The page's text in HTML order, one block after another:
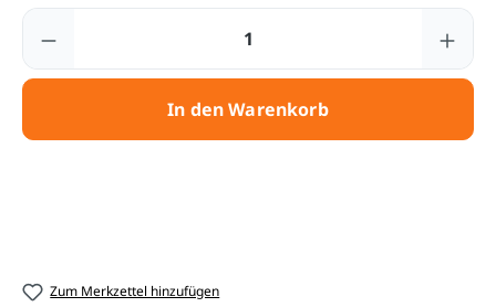
Produkt Anzahl: Gib den gewünschten
In den Warenkorb
Zum Merkzettel hinzufügen